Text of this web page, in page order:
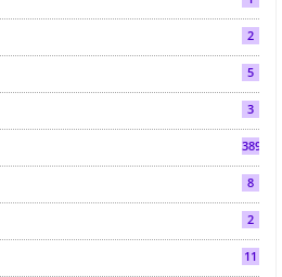
2
5
3
3892
8
2
11